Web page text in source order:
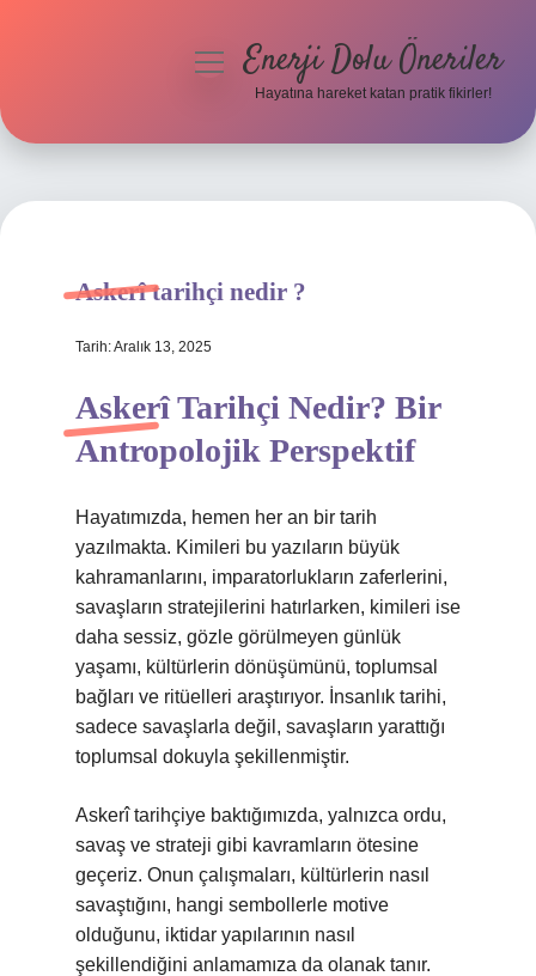
Hakkımızda
menüyüEnerji Dolu Öneriler
Hayatına hareket katan pratik fikirler!
Askerî tarihçi nedir ?
Tarih: Aralık 13, 2025
Askerî Tarihçi Nedir? Bir
Antropolojik Perspektif
Hayatımızda, hemen her an bir tarih
yazılmakta. Kimileri bu yazıların büyük
kahramanlarını, imparatorlukların zaferlerini,
savaşların stratejilerini hatırlarken, kimileri ise
daha sessiz, gözle görülmeyen günlük
yaşamı, kültürlerin dönüşümünü, toplumsal
bağları ve ritüelleri araştırıyor. İnsanlık tarihi,
sadece savaşlarla değil, savaşların yarattığı
toplumsal dokuyla şekillenmiştir.
Askerî tarihçiye baktığımızda, yalnızca ordu,
savaş ve strateji gibi kavramların ötesine
geçeriz. Onun çalışmaları, kültürlerin nasıl
savaştığını, hangi sembollerle motive
olduğunu, iktidar yapılarının nasıl
şekillendiğini anlamamıza da olanak tanır.